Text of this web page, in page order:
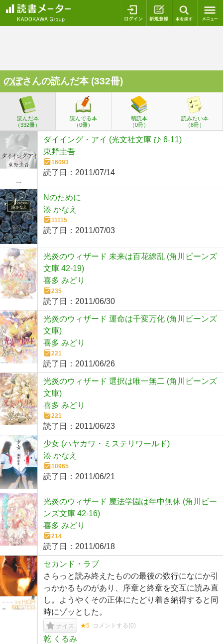
ログイン 新規登録
のぽさんの読んだ本 (332冊)
読んだ本
（332冊）
読んでる本
（0冊）
積読本
（0冊）
読みたい本
（8冊）
ダイイング・アイ (光文社文庫 ひ 6-11)
東野圭吾
16093
読了日： 2011/07/14
Nのために
湊 かなえ
11115
読了日： 2011/07/03
光炎のウィザード 未来は百花繚乱 (角川ビーンズ
文庫 42-19)
喜多 みどり
235
読了日： 2011/06/30
光炎のウィザード 運命は千変万化 (角川ビーンズ
文庫)
喜多 みどり
221
読了日： 2011/06/26
光炎のウィザード 選択は唯一無二 (角川ビーンズ
文庫)
喜多 みどり
221
読了日： 2011/06/23
少女 (ハヤカワ・ミステリワールド)
湊 かなえ
10965
読了日： 2011/06/21
光炎のウィザード 魔法学園は年中無休 (角川ビー
ンズ文庫 42-16)
喜多 みどり
214
読了日： 2011/06/18
セカンド・ラブ
さらっと読み終えたものの最後の数行になにか引
っかかるものがあり、序章と終章を交互に読み直
し。ようやくその正体にたどり着き納得すると同
時にゾッとした。
ナイス ★5 コメントする(0)
乾 くるみ